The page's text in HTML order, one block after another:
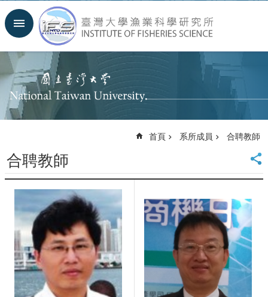
跳到主要內容區塊
進
搜
尋
回
首
頁
頁
聯
絡
訊
English
系
所
動
態
首頁 系所成員 合聘教師
合聘教師